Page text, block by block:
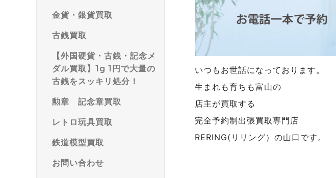
金貨・銀貨買取
古銭買取
【外国硬貨・古銭・記念メ
ダル買取】1g 1円で大量の
古銭をスッキリ処分！
勲章 記念章買取
レトロ玩具買取
鉄道模型買取
お問い合わせ
いつもお世話になっております。
生まれも育ちも富山の
店主が買取する
完全予約制出張買取専門店
RERING(リリング）の山口です。